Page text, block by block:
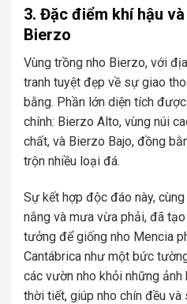
3. Đặc điểm khí hậu
Bierzo
Vùng trồng nho Bierzo, với
tranh tuyệt đẹp về sự giao
bằng. Phần lớn diện tích
chính: Bierzo Alto, vùng núi
chất, và Bierzo Bajo, đồng
trộn nhiều loại đá.
Sự kết hợp độc đáo này,
nắng và mưa vừa phải, đã
tưởng để giống nho Mencia
Cantábrica như một bức
các vườn nho khỏi những
thời tiết, giúp nho chín đều